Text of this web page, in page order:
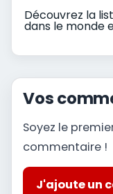
Découvrez la
dans le monde
Vos
Soyez le
commentaire !
J'ajoute un